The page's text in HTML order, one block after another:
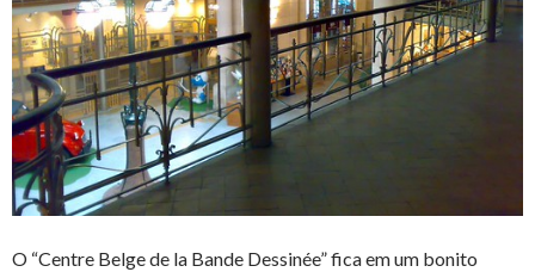
O “Centre Belge de la Bande Dessinée” fica em um bonito